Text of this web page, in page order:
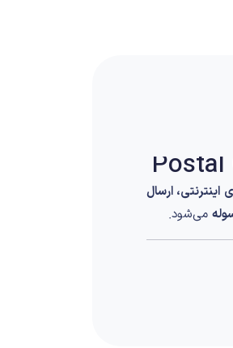
اینترنتی، ارسال
می‌شود.